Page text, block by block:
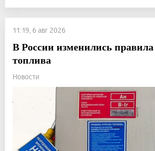
11:19, 6 авг 2026
В России изменились
топлива
Новости